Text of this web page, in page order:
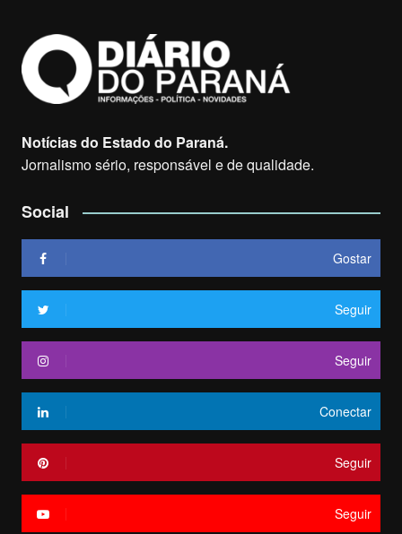
Notícias do Estado do Paraná.
Jornalismo sério, responsável e de qualidade.
Social
Gostar
Seguir
Seguir
Conectar
Seguir
Seguir